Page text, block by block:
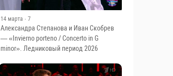
14 марта · 7
Александра Степанова и Иван Скобрев
— «Invierno porteno / Concerto in G
minor». Ледниковый период 2026